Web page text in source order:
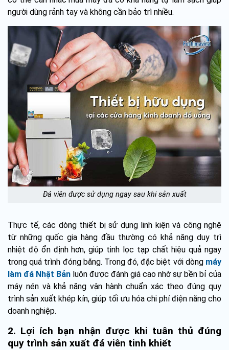
người dùng rảnh tay và không cần bảo trì nhiều.
Đá viên được sử dụng ngay sau khi sản xuất
Thực tế, các dòng thiết bị sử dụng linh kiện và công nghệ
từ những quốc gia hàng đầu thường có khả năng duy trì
nhiệt độ ổn định hơn, giúp tinh lọc tạp chất hiệu quả ngay
trong quá trình đóng băng. Trong đó, đặc biệt với dòng máy
làm đá Nhật Bản luôn được đánh giá cao nhờ sự bền bỉ của
máy nén và khả năng vận hành chuẩn xác theo đúng quy
trình sản xuất khép kín, giúp tối ưu hóa chi phí điện năng cho
doanh nghiệp.
2. Lợi ích bạn nhận được khi tuân thủ đúng
quy trình sản xuất đá viên tinh khiết